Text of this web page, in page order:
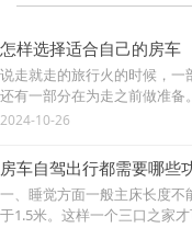
怎样选择适合自己的房车
说走就走的旅行火的时候，一
还有一部分在为走之前做准备
的选择。今天，舜宇房车厂
车，而是需要定做？...
2024-10-26
房车自驾出行都需要哪些
一、睡觉方面一般主床长度不
于1.5米。这样一个三口之家